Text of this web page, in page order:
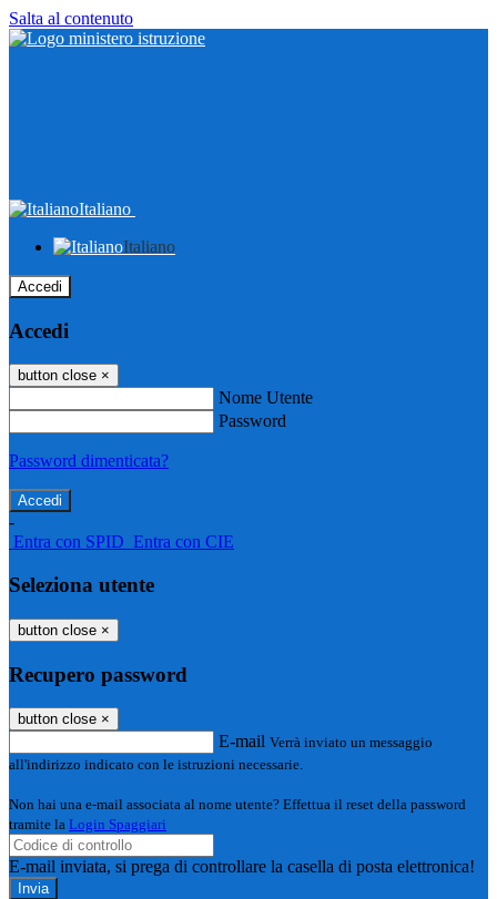
Salta al contenuto
Italiano
Italiano
Accedi
Accedi
button close ×
Nome Utente
Password
Password dimenticata?
-
Entra con SPID Entra con CIE
Seleziona utente
button close ×
Recupero password
button close ×
E-mail Verrà inviato un messaggio
all'indirizzo indicato con le istruzioni necessarie.
Non hai una e-mail associata al nome utente? Effettua il reset della password
tramite la Login Spaggiari
E-mail inviata, si prega di controllare la casella di posta elettronica!